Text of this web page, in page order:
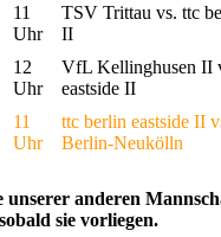
11
Uhr
TSV Trittau vs. ttc
II
12
Uhr
VfL Kellinghusen II
eastside II
11
Uhr
ttc berlin eastside II
Berlin-Neukölln
unserer anderen
sie vorliegen.